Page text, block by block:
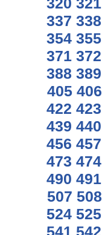
337 338
354 355
371 372
388 389
405 406
422 423
439 440
456 457
473 474
490 491
507 508
524 525
541 542